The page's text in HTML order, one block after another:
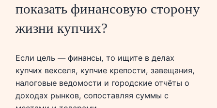
показать финансовую сторону
жизни купчих?
Если цель — финансы, то ищите в делах
купчих векселя, купчие крепости, завещания,
налоговые ведомости и городские отчёты о
доходах рынков, сопоставляя суммы с